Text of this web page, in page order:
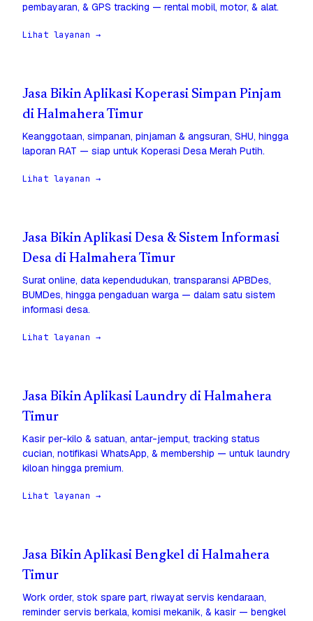
pembayaran, & GPS tracking — rental mobil, motor, & alat.
Lihat layanan →
Jasa Bikin Aplikasi Koperasi Simpan Pinjam
di Halmahera Timur
Keanggotaan, simpanan, pinjaman & angsuran, SHU, hingga
laporan RAT — siap untuk Koperasi Desa Merah Putih.
Lihat layanan →
Jasa Bikin Aplikasi Desa & Sistem Informasi
Desa di Halmahera Timur
Surat online, data kependudukan, transparansi APBDes,
BUMDes, hingga pengaduan warga — dalam satu sistem
informasi desa.
Lihat layanan →
Jasa Bikin Aplikasi Laundry di Halmahera
Timur
Kasir per-kilo & satuan, antar-jemput, tracking status
cucian, notifikasi WhatsApp, & membership — untuk laundry
kiloan hingga premium.
Lihat layanan →
Jasa Bikin Aplikasi Bengkel di Halmahera
Timur
Work order, stok spare part, riwayat servis kendaraan,
reminder servis berkala, komisi mekanik, & kasir — bengkel